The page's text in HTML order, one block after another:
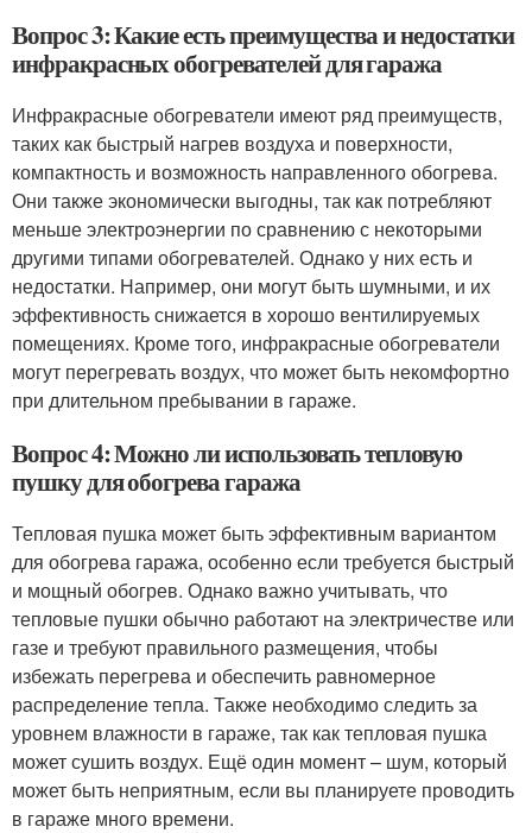
Вопрос 3: Какие есть преимущества и недостатки
инфракрасных обогревателей для гаража
Инфракрасные обогреватели имеют ряд преимуществ,
таких как быстрый нагрев воздуха и поверхности,
компактность и возможность направленного обогрева.
Они также экономически выгодны, так как потребляют
меньше электроэнергии по сравнению с некоторыми
другими типами обогревателей. Однако у них есть и
недостатки. Например, они могут быть шумными, и их
эффективность снижается в хорошо вентилируемых
помещениях. Кроме того, инфракрасные обогреватели
могут перегревать воздух, что может быть некомфортно
при длительном пребывании в гараже.
Вопрос 4: Можно ли использовать тепловую
пушку для обогрева гаража
Тепловая пушка может быть эффективным вариантом
для обогрева гаража, особенно если требуется быстрый
и мощный обогрев. Однако важно учитывать, что
тепловые пушки обычно работают на электричестве или
газе и требуют правильного размещения, чтобы
избежать перегрева и обеспечить равномерное
распределение тепла. Также необходимо следить за
уровнем влажности в гараже, так как тепловая пушка
может сушить воздух. Ещё один момент – шум, который
может быть неприятным, если вы планируете проводить
в гараже много времени.